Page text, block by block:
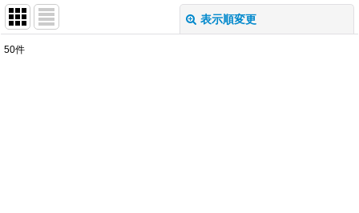
表示順変更
50件